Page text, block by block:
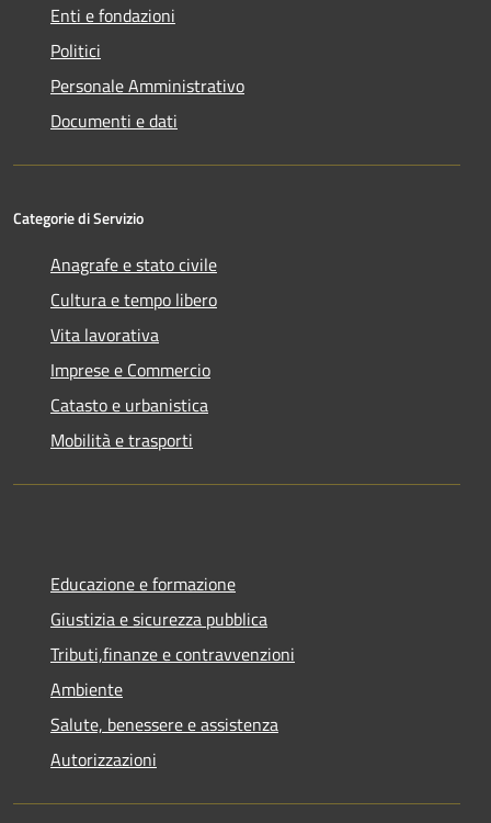
Enti e fondazioni
Politici
Personale Amministrativo
Documenti e dati
Categorie di Servizio
Anagrafe e stato civile
Cultura e tempo libero
Vita lavorativa
Imprese e Commercio
Catasto e urbanistica
Mobilità e trasporti
Educazione e formazione
Giustizia e sicurezza pubblica
Tributi,finanze e contravvenzioni
Ambiente
Salute, benessere e assistenza
Autorizzazioni